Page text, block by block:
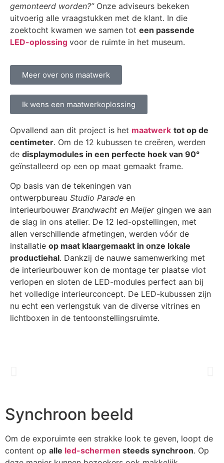
gemonteerd worden?”Onze adviseurs bekeken
uitvoerig alle vraagstukken met de klant. In die
zoektocht kwamen we samen tot een passende
LED-oplossing voor de ruimte in het museum.
Meer over ons maatwerk
Ik wens een maatwerkoplossing
Opvallend aan dit project is het maatwerk tot op de
centimeter. Om de 12 kubussen te creëren, werden
de displaymodules in een perfecte hoek van 90°
geïnstalleerd op een op maat gemaakt frame.
Op basis van de tekeningen van
ontwerpbureau Studio Parade en
interieurbouwer Brandwacht en Meijer gingen we aan
de slag in ons atelier. De 12 led-opstellingen, met
allen verschillende afmetingen, werden vóór de
installatie op maat klaargemaakt in onze lokale
productiehal. Dankzij de nauwe samenwerking met
de interieurbouwer kon de montage ter plaatse vlot
verlopen en sloten de LED-modules perfect aan bij
het volledige interieurconcept. De LED-kubussen zijn
nu echt een verlengstuk van de diverse vitrines en
lichtboxen in de tentoonstellingsruimte.
Synchroon beeld
Om de exporuimte een strakke look te geven, loopt de
content op alle led-schermen steeds synchroon. Op